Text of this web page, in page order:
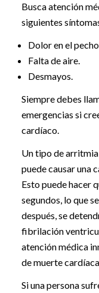
Busca atención
siguientes
Dolor en el
Falta de aire.
Desmayos.
Siempre debes
emergencias si
cardíaco.
Un tipo de
puede causar una
Esto puede hacer
segundos, lo que
después, se
fibrilación
atención médica
de muerte
Si una persona